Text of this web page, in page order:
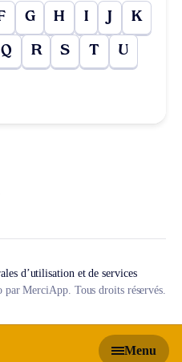
Menu
G H I J K
Q R S T U
d’utilisation et de services
MerciApp. Tous droits réservés.